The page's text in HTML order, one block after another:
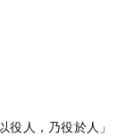
役人，乃役於人」